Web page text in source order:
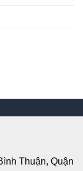
Thuận, Quận